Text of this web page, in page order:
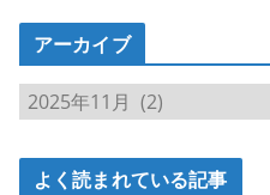
ゴ
ー
アーカイブ
ア
ー
カ
よく読まれている記事